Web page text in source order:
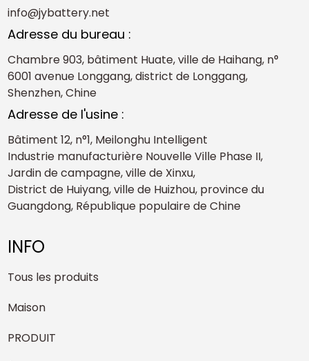
info@jybattery.net
Adresse du bureau :
Chambre 903, bâtiment Huate, ville de Haihang, n°
6001 avenue Longgang, district de Longgang,
Shenzhen, Chine
Adresse de l'usine :
Bâtiment 12, n°1, Meilonghu Intelligent
Industrie manufacturière Nouvelle Ville Phase II,
Jardin de campagne, ville de Xinxu,
District de Huiyang, ville de Huizhou, province du
Guangdong, République populaire de Chine
INFO
Tous les produits
Maison
PRODUIT